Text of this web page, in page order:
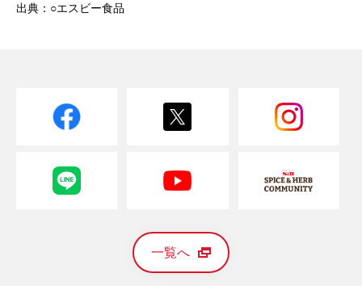
出典：○エスビー食品
一覧へ